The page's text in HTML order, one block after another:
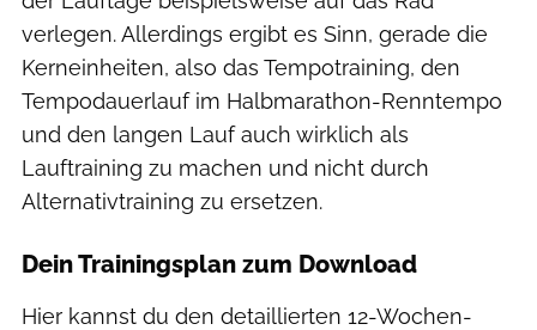
verlegen. Allerdings ergibt es Sinn, gerade die
Kerneinheiten, also das Tempotraining, den
Tempodauerlauf im Halbmarathon-Renntempo
und den langen Lauf auch wirklich als
Lauftraining zu machen und nicht durch
Alternativtraining zu ersetzen.
Dein Trainingsplan zum Download
Hier kannst du den detaillierten 12-Wochen-